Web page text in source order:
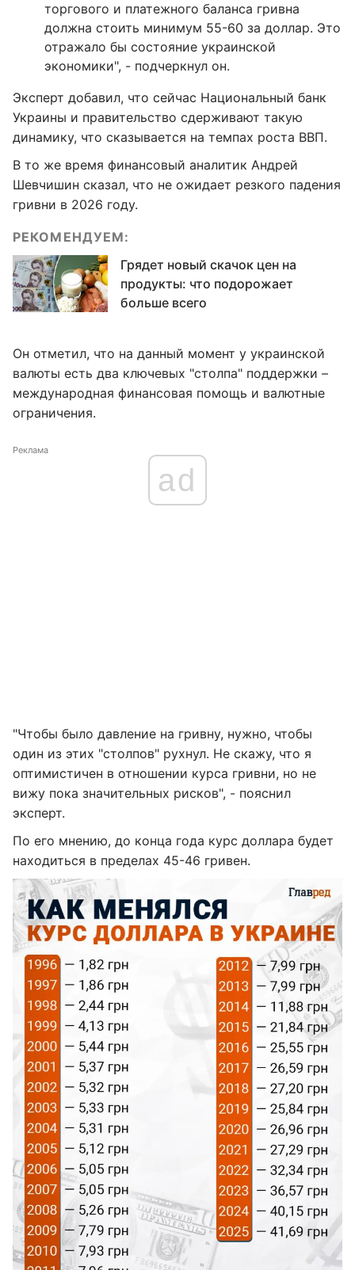
торгового и платежного баланса гривна
должна стоить минимум 55-60 за доллар. Это
отражало бы состояние украинской
экономики", - подчеркнул он.
Эксперт добавил, что сейчас Национальный банк
Украины и правительство сдерживают такую
динамику, что сказывается на темпах роста ВВП.
В то же время финансовый аналитик Андрей
Шевчишин сказал, что не ожидает резкого падения
гривни в 2026 году.
РЕКОМЕНДУЕМ:
Грядет новый скачок цен на
продукты: что подорожает
больше всего
Он отметил, что на данный момент у украинской
валюты есть два ключевых "столпа" поддержки –
международная финансовая помощь и валютные
ограничения.
Реклама
ad
"Чтобы было давление на гривну, нужно, чтобы
один из этих "столпов" рухнул. Не скажу, что я
оптимистичен в отношении курса гривни, но не
вижу пока значительных рисков", - пояснил
эксперт.
По его мнению, до конца года курс доллара будет
находиться в пределах 45-46 гривен.